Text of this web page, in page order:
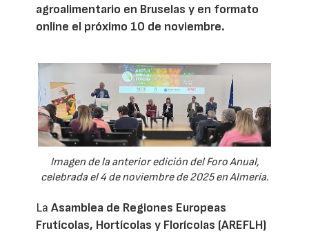
agroalimentario en Bruselas y en formato
online el próximo 10 de noviembre.
Imagen de la anterior edición del Foro Anual,
celebrada el 4 de noviembre de 2025 en Almería.
LaAsamblea de Regiones Europeas
Frutícolas, Hortícolas y Florícolas (AREFLH)